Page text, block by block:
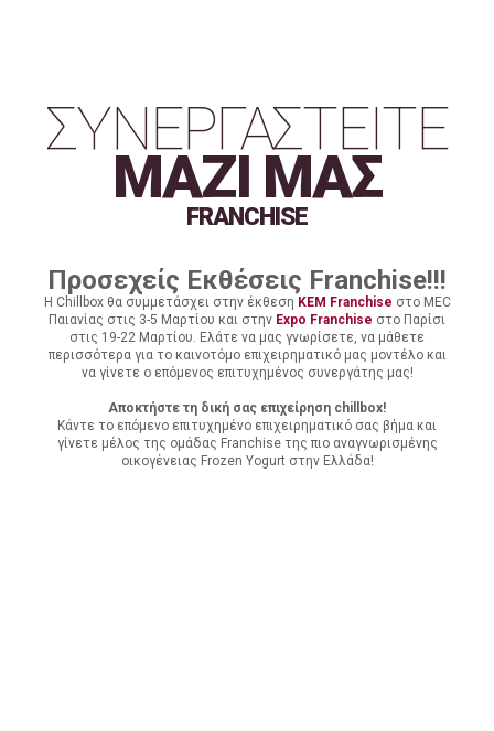
ΣΥΝΕΡΓΑΣΤΕΙΤΕ
ΜΑΖΙ ΜΑΣ
FRANCHISE
Προσεχείς Εκθέσεις Franchise!!!
Η Chillbox θα συμμετάσχει στην έκθεση KEM Franchise στο MEC
Παιανίας στις 3-5 Μαρτίου και στην Expo Franchise στο Παρίσι
στις 19-22 Μαρτίου. Ελάτε να μας γνωρίσετε, να μάθετε
περισσότερα για το καινοτόμο επιχειρηματικό μας μοντέλο και
να γίνετε ο επόμενος επιτυχημένος συνεργάτης μας!
Αποκτήστε τη δική σας επιχείρηση chillbox!
Κάντε το επόμενο επιτυχημένο επιχειρηματικό σας βήμα και
γίνετε μέλος της ομάδας Franchise της πιο αναγνωρισμένης
οικογένειας Frozen Yogurt στην Ελλάδα!